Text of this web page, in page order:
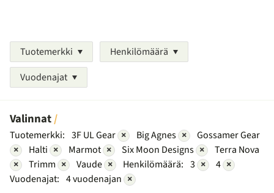
Tuotemerkki
Henkilömäärä
Vuodenajat
Valinnat
Tuotemerkki: 3F UL Gear × Big Agnes ×
Gossamer Gear
×
Halti × Marmot × Six Moon Designs ×
Terra Nova
×
Trimm × Vaude × Henkilömäärä: 3 × 4 ×
Vuodenajat: 4 vuodenajan ×